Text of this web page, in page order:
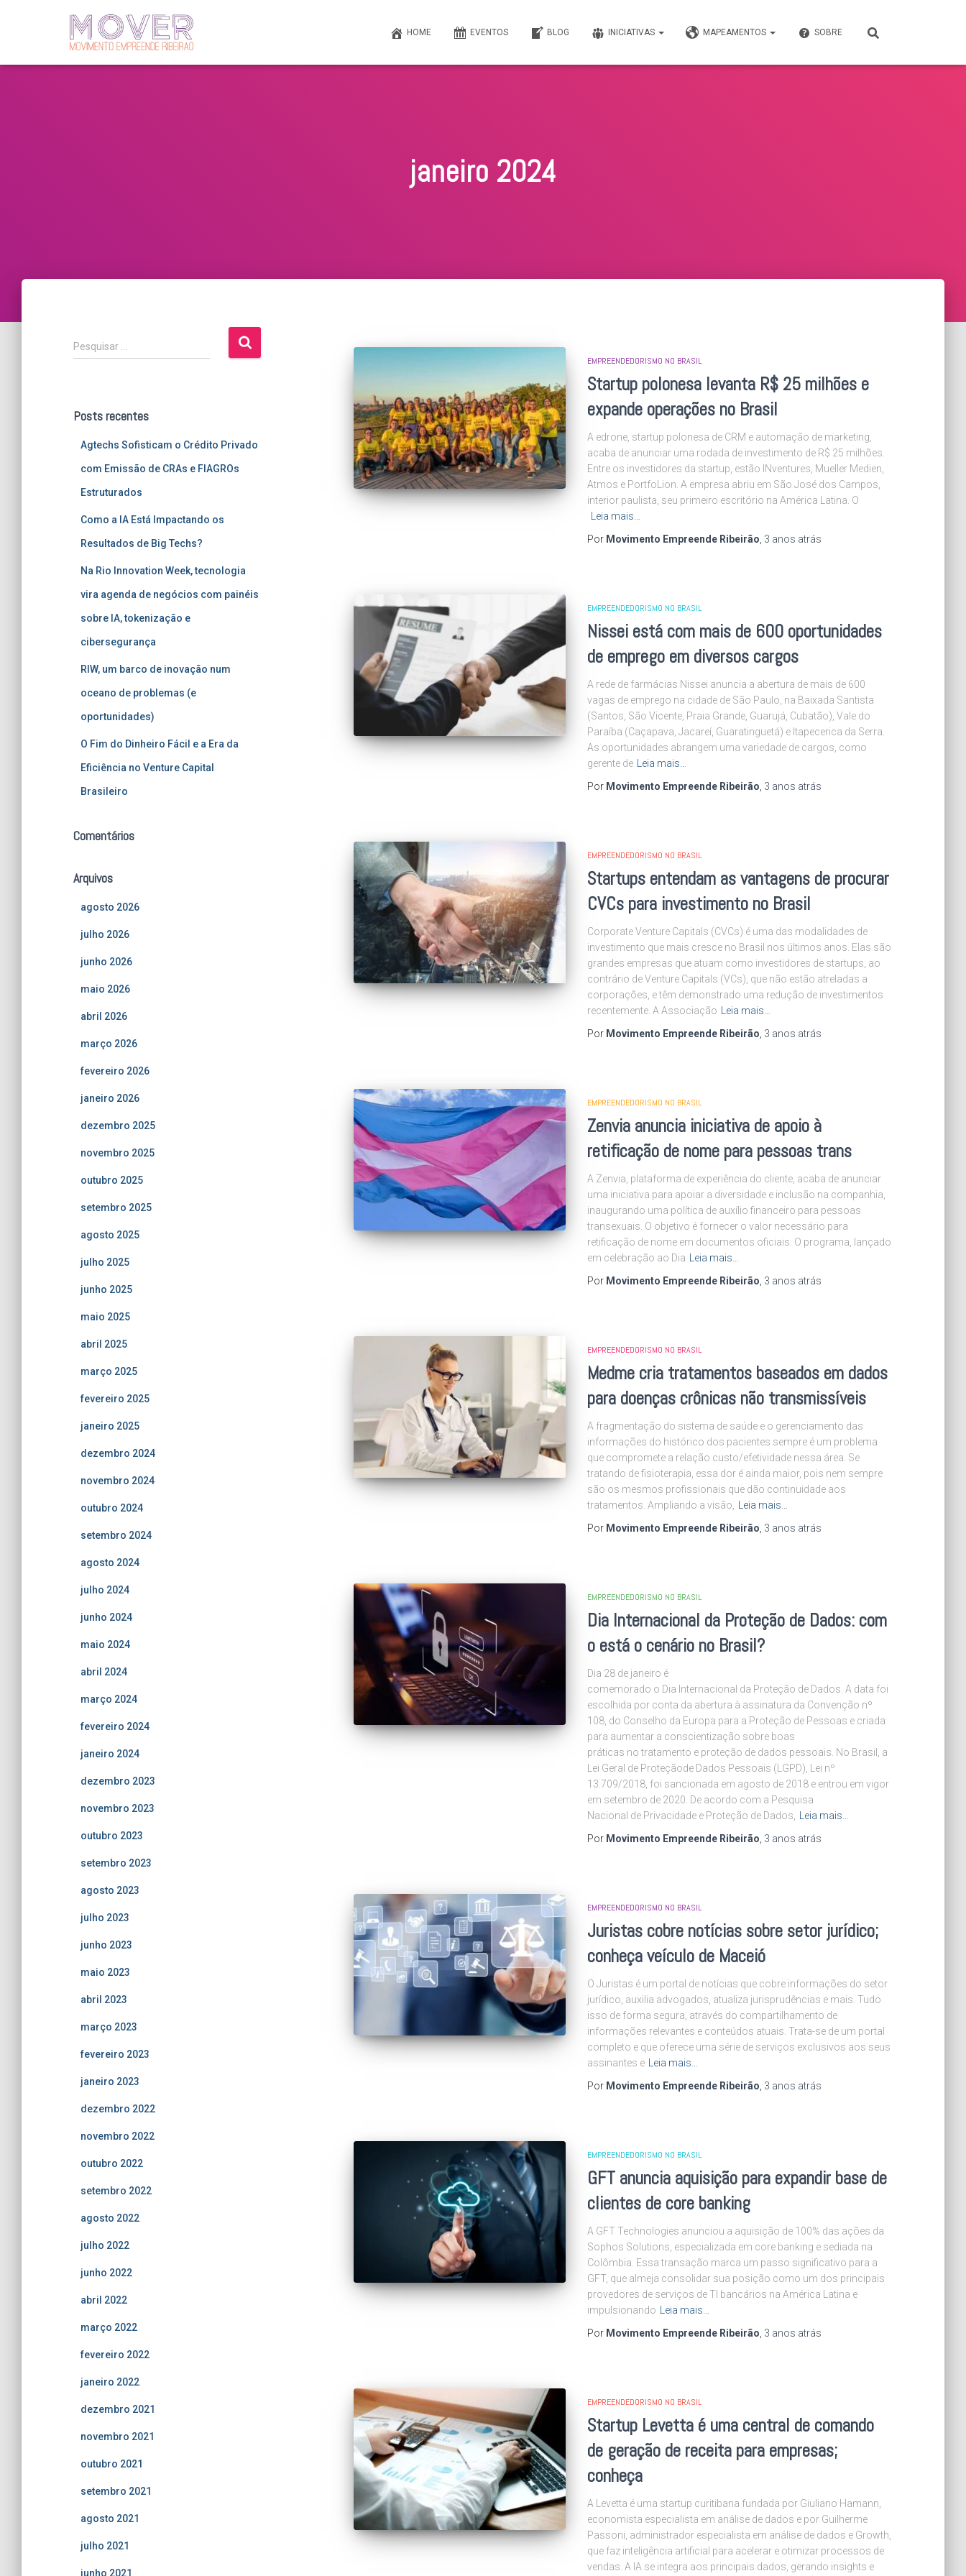
HOME EVENTOS BLOG INICIATIVAS MAPEAMENTOS SOBRE
janeiro 2024
P
e
i
Pesquisar …
Posts recentes
Agtechs Sofisticam o Crédito Privado
com Emissão de CRAs e FIAGROs
Estruturados
Como a IA Está Impactando os
Resultados de Big Techs?
Na Rio Innovation Week, tecnologia
vira agenda de negócios com painéis
sobre IA, tokenização e
cibersegurança
RIW, um barco de inovação num
oceano de problemas (e
oportunidades)
O Fim do Dinheiro Fácil e a Era da
Eficiência no Venture Capital
Brasileiro
Comentários
Arquivos
agosto 2026
julho 2026
junho 2026
maio 2026
abril 2026
março 2026
fevereiro 2026
janeiro 2026
dezembro 2025
novembro 2025
outubro 2025
setembro 2025
agosto 2025
julho 2025
junho 2025
maio 2025
abril 2025
março 2025
fevereiro 2025
janeiro 2025
dezembro 2024
novembro 2024
outubro 2024
setembro 2024
agosto 2024
julho 2024
junho 2024
maio 2024
abril 2024
março 2024
fevereiro 2024
janeiro 2024
dezembro 2023
novembro 2023
outubro 2023
setembro 2023
agosto 2023
julho 2023
junho 2023
maio 2023
abril 2023
março 2023
fevereiro 2023
janeiro 2023
dezembro 2022
novembro 2022
outubro 2022
setembro 2022
agosto 2022
julho 2022
junho 2022
abril 2022
março 2022
fevereiro 2022
janeiro 2022
dezembro 2021
novembro 2021
outubro 2021
setembro 2021
agosto 2021
julho 2021
junho 2021
EMPREENDEDORISMO NO BRASIL
Startup polonesa levanta R$ 25 milhões e
expande operações no Brasil
A edrone, startup polonesa de CRM e automação de marketing,
acaba de anunciar uma rodada de investimento de R$ 25 milhões.
Entre os investidores da startup, estão INventures, Mueller Medien,
Atmos e PortfoLion. A empresa abriu em São José dos Campos,
interior paulista, seu primeiro escritório na América Latina. O
Leia mais…
Por Movimento Empreende Ribeirão 3 anos atrás
EMPREENDEDORISMO NO BRASIL
Nissei está com mais de 600 oportunidades
de emprego em diversos cargos
A rede de farmácias Nissei anuncia a abertura de mais de 600
vagas de emprego na cidade de São Paulo, na Baixada Santista
(Santos, São Vicente, Praia Grande, Guarujá, Cubatão), Vale do
Paraíba (Caçapava, Jacareí, Guaratinguetá) e Itapecerica da Serra.
As oportunidades abrangem uma variedade de cargos, como
gerente de
Leia mais…
Por Movimento Empreende Ribeirão 3 anos atrás
EMPREENDEDORISMO NO BRASIL
Startups entendam as vantagens de procurar
CVCs para investimento no Brasil
Corporate Venture Capitals (CVCs) é uma das modalidades de
investimento que mais cresce no Brasil nos últimos anos. Elas são
grandes empresas que atuam como investidores de startups, ao
contrário de Venture Capitals (VCs), que não estão atreladas a
corporações, e têm demonstrado uma redução de investimentos
recentemente. A Associação
Leia mais…
Por Movimento Empreende Ribeirão 3 anos atrás
EMPREENDEDORISMO NO BRASIL
Zenvia anuncia iniciativa de apoio à
retificação de nome para pessoas trans
A Zenvia, plataforma de experiência do cliente, acaba de anunciar
uma iniciativa para apoiar a diversidade e inclusão na companhia,
inaugurando uma política de auxílio financeiro para pessoas
transexuais. O objetivo é fornecer o valor necessário para
retificação de nome em documentos oficiais. O programa, lançado
em celebração ao Dia
Leia mais…
Por Movimento Empreende Ribeirão 3 anos atrás
EMPREENDEDORISMO NO BRASIL
Medme cria tratamentos baseados em dados
para doenças crônicas não transmissíveis
A fragmentação do sistema de saúde e o gerenciamento das
informações do histórico dos pacientes sempre é um problema
que compromete a relação custo/efetividade nessa área. Se
tratando de fisioterapia, essa dor é ainda maior, pois nem sempre
são os mesmos profissionais que dão continuidade aos
tratamentos. Ampliando a visão,
Leia mais…
Por Movimento Empreende Ribeirão 3 anos atrás
EMPREENDEDORISMO NO BRASIL
Dia Internacional da Proteção de Dados: com
o está o cenário no Brasil?
Dia 28 de janeiro é
comemorado o Dia Internacional da Proteção de Dados. A data foi
escolhida por conta da abertura à assinatura da Convenção nº
108, do Conselho da Europa para a Proteção de Pessoas e criada
para aumentar a conscientização sobre boas
práticas no tratamento e proteção de dados pessoais. No Brasil, a
Lei Geral de Proteçãode Dados Pessoais (LGPD), Lei nº
13.709/2018, foi sancionada em agosto de 2018 e entrou em vigor
em setembro de 2020. De acordo com a Pesquisa
Nacional de Privacidade e Proteção de Dados,
Leia mais…
Por Movimento Empreende Ribeirão 3 anos atrás
EMPREENDEDORISMO NO BRASIL
Juristas cobre notícias sobre setor jurídico;
conheça veículo de Maceió
O Juristas é um portal de notícias que cobre informações do setor
jurídico, auxilia advogados, atualiza jurisprudências e mais. Tudo
isso de forma segura, através do compartilhamento de
informações relevantes e conteúdos atuais. Trata-se de um portal
completo e que oferece uma série de serviços exclusivos aos seus
assinantes e
Leia mais…
Por Movimento Empreende Ribeirão 3 anos atrás
EMPREENDEDORISMO NO BRASIL
GFT anuncia aquisição para expandir base de
clientes de core banking
A GFT Technologies anunciou a aquisição de 100% das ações da
Sophos Solutions, especializada em core banking e sediada na
Colômbia. Essa transação marca um passo significativo para a
GFT, que almeja consolidar sua posição como um dos principais
provedores de serviços de TI bancários na América Latina e
impulsionando
Leia mais…
Por Movimento Empreende Ribeirão 3 anos atrás
EMPREENDEDORISMO NO BRASIL
Startup Levetta é uma central de comando
de geração de receita para empresas;
conheça
A Levetta é uma startup curitibana fundada por Giuliano Hamann,
economista especialista em análise de dados e por Guilherme
Passoni, administrador especialista em análise de dados e Growth,
que faz inteligência artificial para acelerar e otimizar processos de
vendas. A IA se integra aos principais dados, gerando insights e